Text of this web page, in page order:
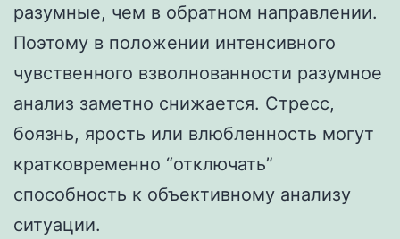
разумные, чем в обратном направлении.
Поэтому в положении интенсивного
чувственного взволнованности разумное
анализ заметно снижается. Стресс,
боязнь, ярость или влюбленность могут
кратковременно “отключать”
способность к объективному анализу
ситуации.